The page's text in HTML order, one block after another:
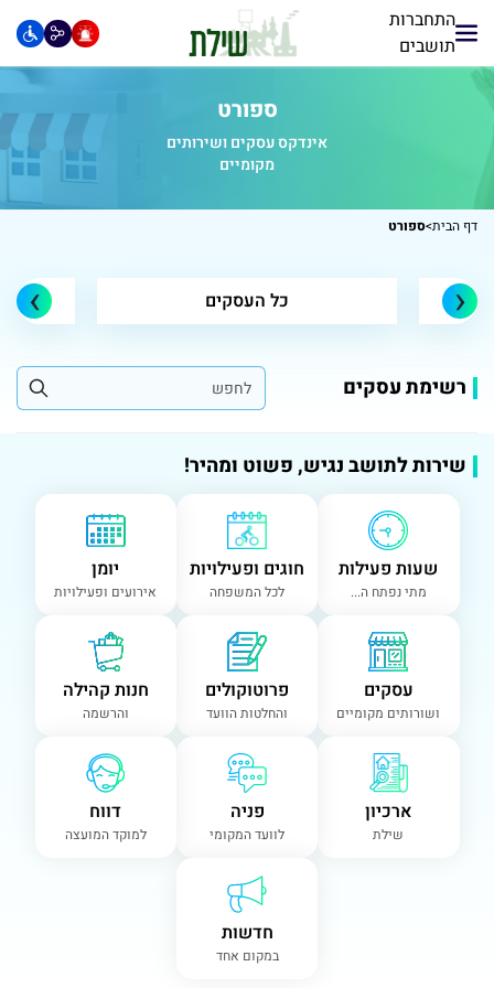
התחברות
תושבים
ספורט
אינדקס עסקים ושירותים
מקומיים
דף הבית>ספורט
כל העסקים ‹
›
רשימת עסקים
שירות לתושב נגיש, פשוט ומהיר!
שעות פעילות
מתי נפתח ה...
חוגים ופעילויות
לכל המשפחה
יומן
אירועים ופעילויות
עסקים
ושורותים מקומיים
פרוטוקולים
והחלטות הוועד
חנות קהילה
והרשמה
ארכיון
שילת
פניה
לוועד המקומי
דווח
למוקד המועצה
חדשות
במקום אחד